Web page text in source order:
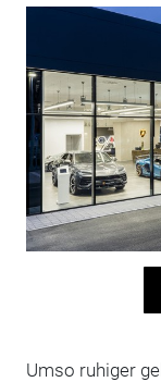
Umso ruhiger